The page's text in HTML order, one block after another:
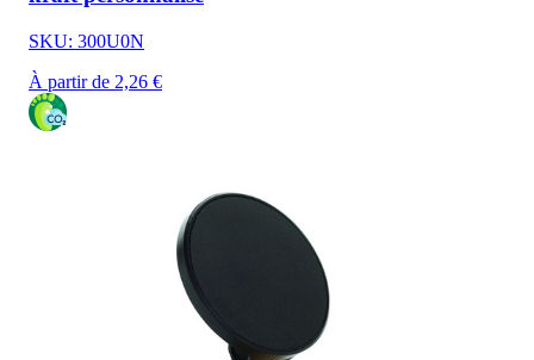
SKU: 300U0N
À partir de 2,26 €